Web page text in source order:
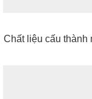
Chất liệu cấu thành